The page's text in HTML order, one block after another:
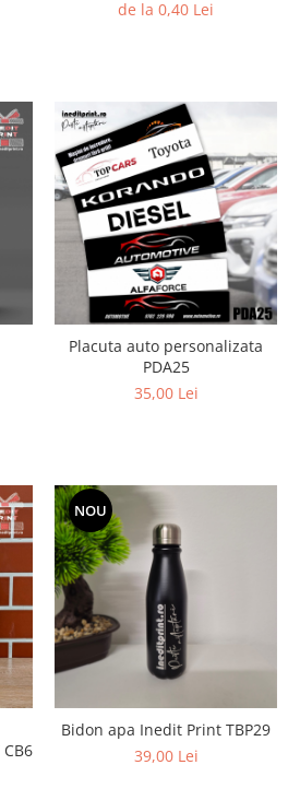
de la 0,40 Lei
Placuta auto personalizata
PDA25
35,00 Lei
NOU
Bidon apa Inedit Print TBP29
39,00 Lei